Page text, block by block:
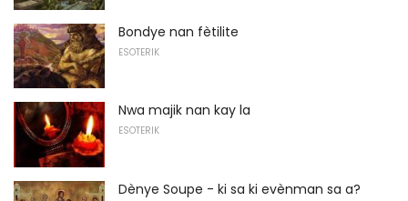
Bondye nan fètilite
ESOTERIK
Nwa majik nan kay la
ESOTERIK
Dènye Soupe - ki sa ki evènman sa a?